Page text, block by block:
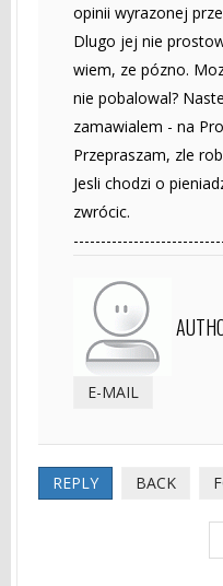
opinii wyrazonej
Dlugo jej nie
wiem, ze pózno.
nie pobalowal?
zamawialem - na
Przepraszam, zle
Jesli chodzi o
zwrócic.
E-MAIL
REPLY BACK